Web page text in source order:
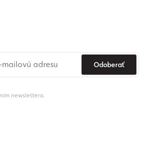
Odoberať
newslettera.